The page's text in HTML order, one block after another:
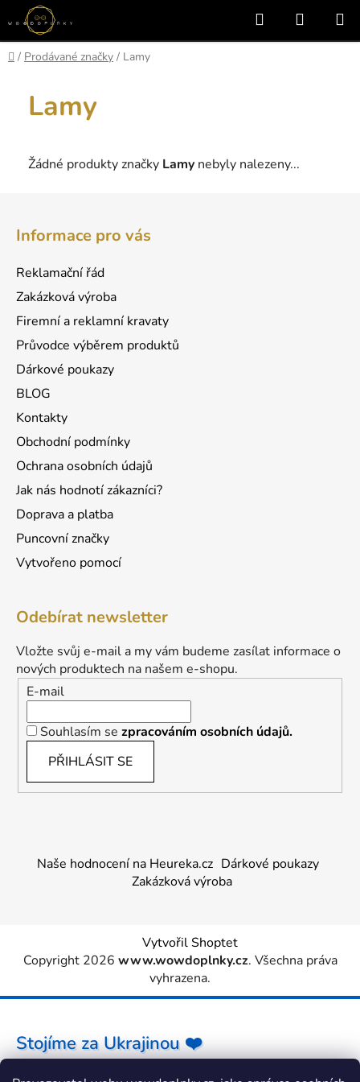
Přejít
na
obsah
Hledat
KOŠÍK
Domů
/ Prodávané značky / Lamy
Lamy
Žádné produkty značky Lamy nebyly nalezeny...
Informace pro vás
Reklamační řád
Zakázková výroba
Firemní a reklamní kravaty
Průvodce výběrem produktů
Dárkové poukazy
BLOG
Kontakty
Obchodní podmínky
Ochrana osobních údajů
Jak nás hodnotí zákazníci?
Doprava a platba
Puncovní značky
Vytvořeno pomocí
Odebírat newsletter
Vložte svůj e-mail a my vám budeme zasílat informace o
nových produktech na našem e-shopu.
E-mail
Souhlasím se zpracováním osobních údajů.
PŘIHLÁSIT SE
Naše hodnocení na Heureka.cz Dárkové poukazy
Zakázková výroba
Vytvořil Shoptet
Copyright 2026 www.wowdoplnky.cz. Všechna práva
vyhrazena.
Stojíme za Ukrajinou ❤️